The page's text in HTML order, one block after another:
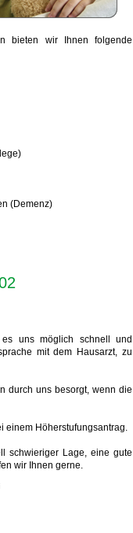
bieten wir Ihnen folgende
(Demenz)
uns möglich schnell und
mit dem Hausarzt, zu
durch uns besorgt, wenn die
einem Höherstufungsantrag.
schwieriger Lage, eine gute
wir Ihnen gerne.